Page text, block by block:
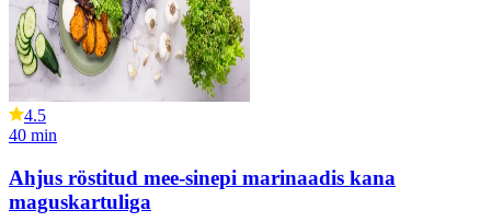
4.5
40 min
Ahjus röstitud mee-sinepi marinaadis kana
maguskartuliga